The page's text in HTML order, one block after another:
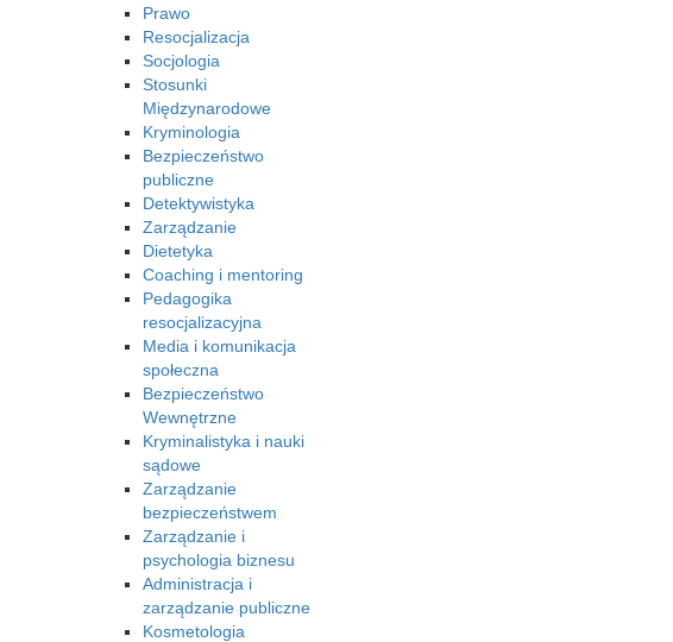
Prawo
Resocjalizacja
Socjologia
Stosunki
Międzynarodowe
Kryminologia
Bezpieczeństwo
publiczne
Detektywistyka
Zarządzanie
Dietetyka
Coaching i mentoring
Pedagogika
resocjalizacyjna
Media i komunikacja
społeczna
Bezpieczeństwo
Wewnętrzne
Kryminalistyka i nauki
sądowe
Zarządzanie
bezpieczeństwem
Zarządzanie i
psychologia biznesu
Administracja i
zarządzanie publiczne
Kosmetologia